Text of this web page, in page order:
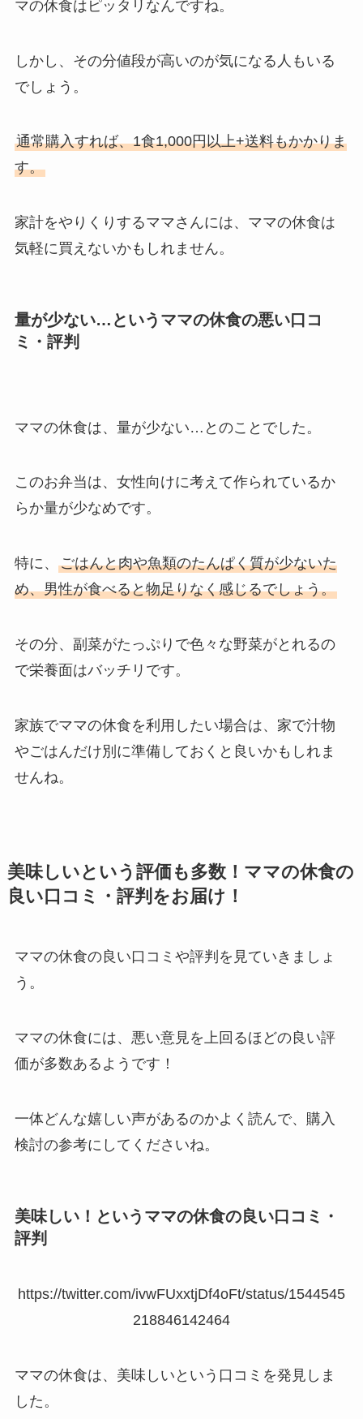
マの休食はピッタリなんですね。
しかし、その分値段が高いのが気になる人もいる
でしょう。
通常購入すれば、1食1,000円以上+送料もかかりま
す。
家計をやりくりするママさんには、ママの休食は
気軽に買えないかもしれません。
量が少ない…というママの休食の悪い口コ
ミ・評判
ママの休食は、量が少ない…とのことでした。
このお弁当は、女性向けに考えて作られているか
らか量が少なめです。
特に、 ごはんと肉や魚類のたんぱく質が少ないた
め、男性が食べると物足りなく感じるでしょう。
その分、副菜がたっぷりで色々な野菜がとれるの
で栄養面はバッチリです。
家族でママの休食を利用したい場合は、家で汁物
やごはんだけ別に準備しておくと良いかもしれま
せんね。
美味しいという評価も多数！ママの休食の
良い口コミ・評判をお届け！
ママの休食の良い口コミや評判を見ていきましょ
う。
ママの休食には、悪い意見を上回るほどの良い評
価が多数あるようです！
一体どんな嬉しい声があるのかよく読んで、購入
検討の参考にしてくださいね。
美味しい！というママの休食の良い口コミ・
評判
https://twitter.com/ivwFUxxtjDf4oFt/status/1544545
218846142464
ママの休食は、美味しいという口コミを発見しま
した。